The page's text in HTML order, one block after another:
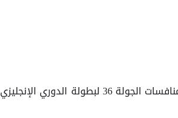
بنتيجة 1-0 ضمن منافسات الجولة 36 لبطولة الدوري الإنجليزي